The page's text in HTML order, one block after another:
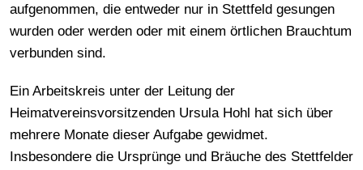
aufgenommen, die entweder nur in Stettfeld gesungen
wurden oder werden oder mit einem örtlichen Brauchtum
verbunden sind.
Ein Arbeitskreis unter der Leitung der
Heimatvereinsvorsitzenden Ursula Hohl hat sich über
mehrere Monate dieser Aufgabe gewidmet.
Insbesondere die Ursprünge und Bräuche des Stettfelder